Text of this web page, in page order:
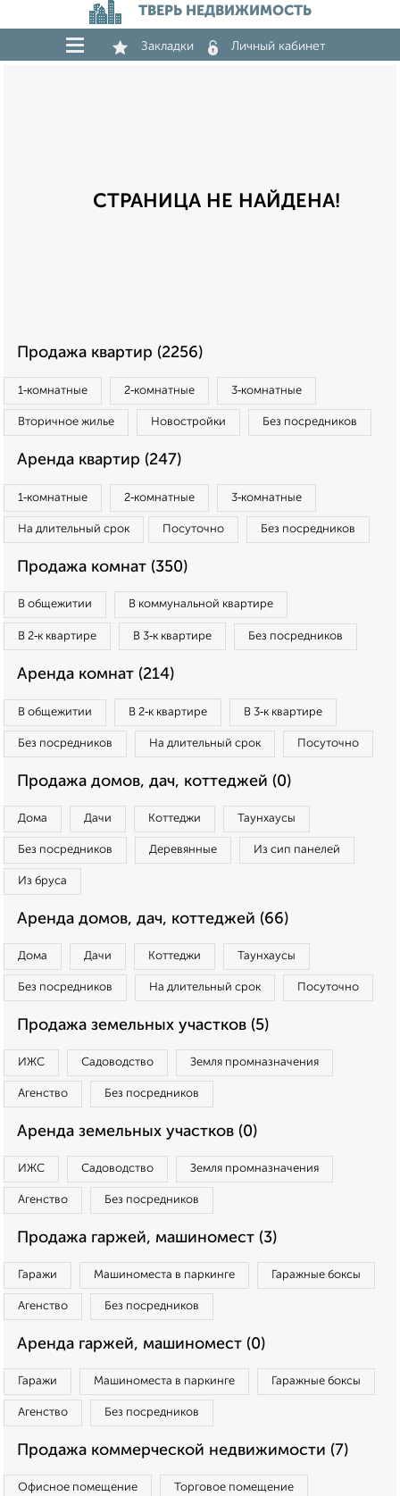
ТВЕРЬ НЕДВИЖИМОСТЬ
Закладки Личный кабинет
СТРАНИЦА НЕ НАЙДЕНА!
Продажа квартир (2256)
1‑комнатные 2‑комнатные 3‑комнатные
Вторичное жилье Новостройки Без посредников
Аренда квартир (247)
1‑комнатные 2‑комнатные 3‑комнатные
На длительный срок Посуточно Без посредников
Продажа комнат (350)
В общежитии В коммунальной квартире
В 2‑к квартире В 3‑к квартире Без посредников
Аренда комнат (214)
В общежитии В 2‑к квартире В 3‑к квартире
Без посредников На длительный срок Посуточно
Продажа домов, дач, коттеджей (0)
Дома Дачи Коттеджи Таунхаусы
Без посредников Деревянные Из сип панелей
Из бруса
Аренда домов, дач, коттеджей (66)
Дома Дачи Коттеджи Таунхаусы
Без посредников На длительный срок Посуточно
Продажа земельных участков (5)
ИЖС Садоводство Земля промназначения
Агенство Без посредников
Аренда земельных участков (0)
ИЖС Садоводство Земля промназначения
Агенство Без посредников
Продажа гаржей, машиномест (3)
Гаражи Машиноместа в паркинге Гаражные боксы
Агенство Без посредников
Аренда гаржей, машиномест (0)
Гаражи Машиноместа в паркинге Гаражные боксы
Агенство Без посредников
Продажа коммерческой недвижимости (7)
Офисное помещение Торговое помещение